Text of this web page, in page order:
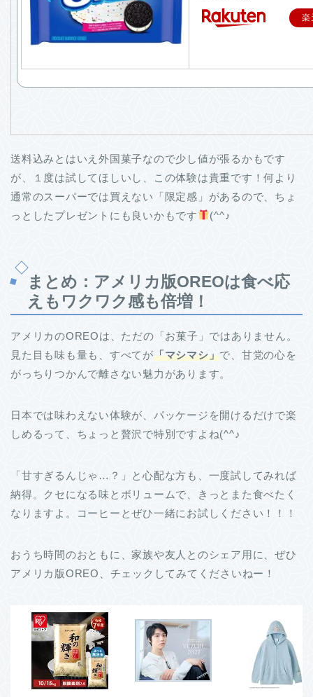
楽
送料込みとはいえ外国菓子なので少し値が張るかもです
が、１度は試してほしいし、この体験は貴重です！何より
通常のスーパーでは買えない「限定感」があるので、ちょ
っとしたプレゼントにも良いかもです
(^^♪
まとめ：アメリカ版OREOは食べ応
えもワクワク感も倍増！
アメリカのOREOは、ただの「お菓子」ではありません。
見た目も味も量も、すべてが「マシマシ」で、甘党の心を
がっちりつかんで離さない魅力があります。
日本では味わえない体験が、パッケージを開けるだけで楽
しめるって、ちょっと贅沢で特別ですよね(^^♪
「甘すぎるんじゃ…？」と心配な方も、一度試してみれば
納得。クセになる味とボリュームで、きっとまた食べたく
なりますよ。コーヒーとぜひ一緒にお試しください！！！
おうち時間のおともに、家族や友人とのシェア用に、ぜひ
アメリカ版OREO、チェックしてみてくださいねー！